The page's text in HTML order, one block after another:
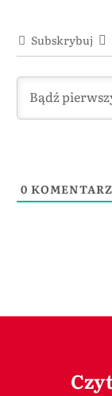
Subskrybuj
0